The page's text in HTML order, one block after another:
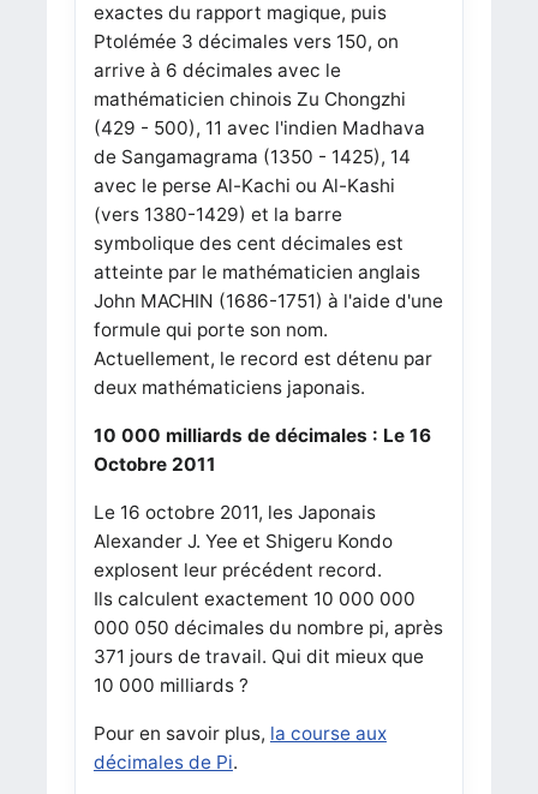
exactes du rapport magique, puis
Ptolémée 3 décimales vers 150, on
arrive à 6 décimales avec le
mathématicien chinois Zu Chongzhi
(429 - 500), 11 avec l'indien Madhava
de Sangamagrama (1350 - 1425), 14
avec le perse Al-Kachi ou Al-Kashi
(vers 1380-1429) et la barre
symbolique des cent décimales est
atteinte par le mathématicien anglais
John MACHIN (1686-1751) à l'aide d'une
formule qui porte son nom.
Actuellement, le record est détenu par
deux mathématiciens japonais.
10 000 milliards de décimales : Le 16
Octobre 2011
Le 16 octobre 2011, les Japonais
Alexander J. Yee et Shigeru Kondo
explosent leur précédent record.
Ils calculent exactement 10 000 000
000 050 décimales du nombre pi, après
371 jours de travail. Qui dit mieux que
10 000 milliards ?
Pour en savoir plus, la course aux
décimales de Pi.